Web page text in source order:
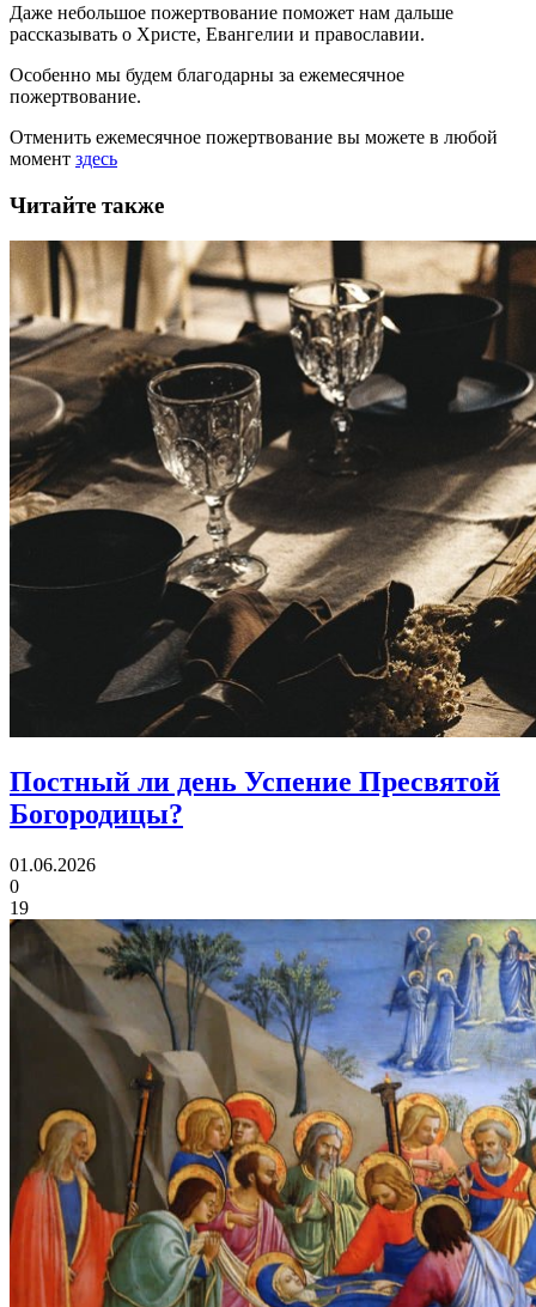
Даже небольшое пожертвование поможет нам дальше
рассказывать о Христе, Евангелии и православии.
Особенно мы будем благодарны за ежемесячное
пожертвование.
Отменить ежемесячное пожертвование вы можете в любой
момент здесь
Читайте также
Постный ли день Успение Пресвятой
Богородицы?
01.06.2026
0
19